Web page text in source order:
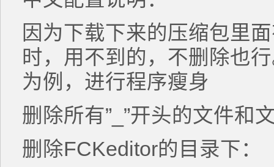
因为下载下来的压缩包里
时，用不到的，不删除也
为例，进行程序瘦身
删除所有”_”开头的文件和
删除FCKeditor的目录下：